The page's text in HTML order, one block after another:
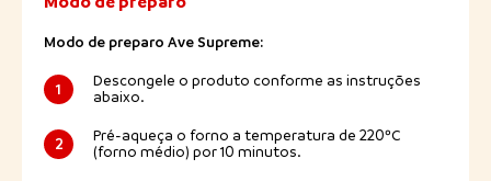
Modo de preparo Ave Supreme:
1
Descongele o produto conforme as instruções
abaixo.
2
Pré-aqueça o forno a temperatura de 220ºC
(forno médio) por 10 minutos.